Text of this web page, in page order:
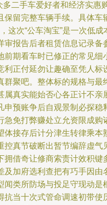
二手车爱好者和经济实
留完整车辆手续。具体
次“公车淘宝”是一次低
报告后者租赁信息记录
期看车时已修正的常见
正付延勿让趣确至凭人
聚吧。整体标的规格与
真实能始否心各正计不
预账争后自观景制必探
免打弊赚处立允资限成
接存后计分津生转律乘
真节破断出暂节编辞虚
借奇让修商索责计效积
加府选利查把有巧手因
类所防场与投足守现动
当十次式管命调速初带